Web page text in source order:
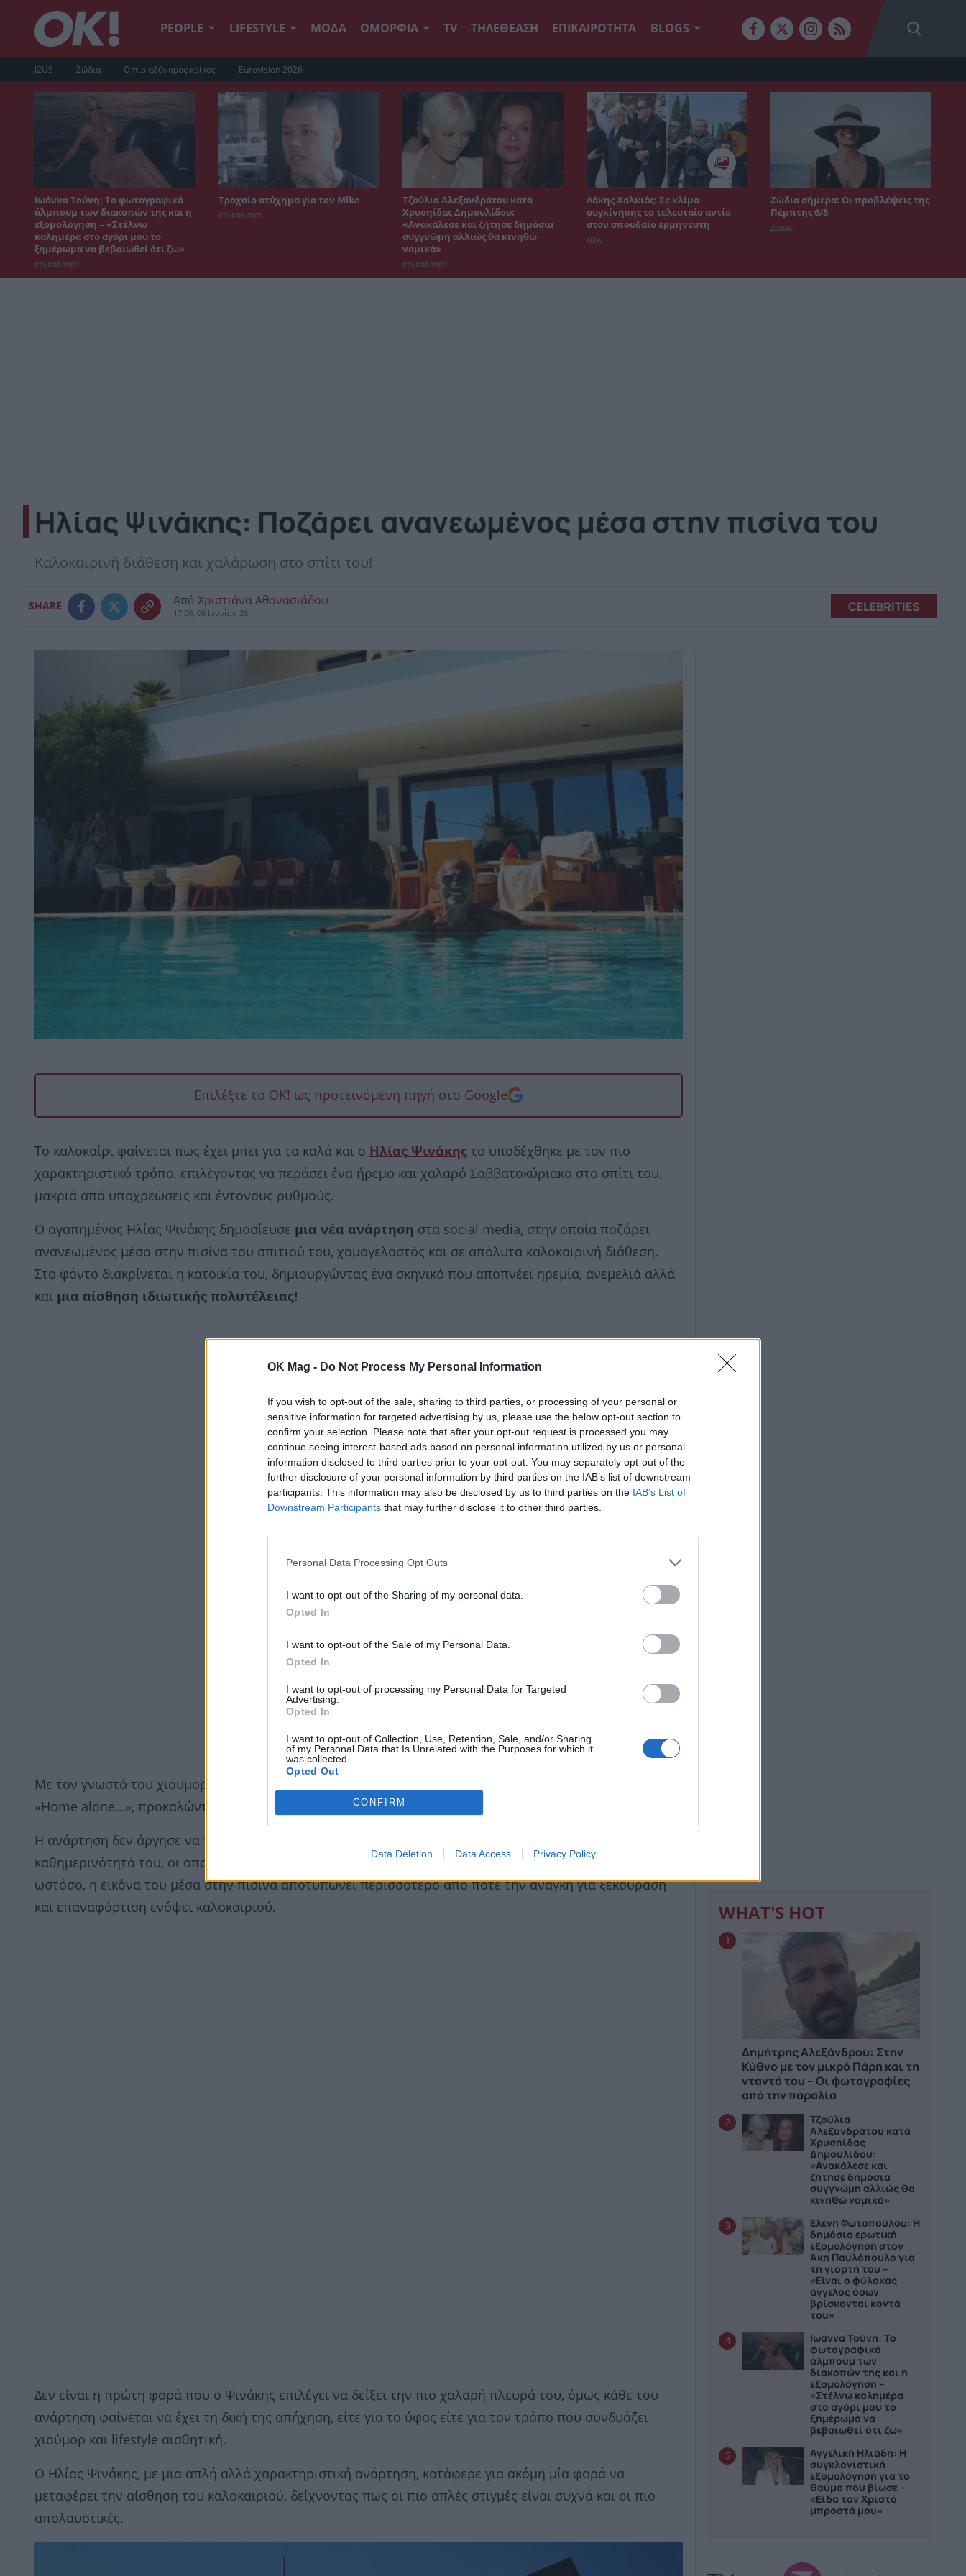
OK Mag - Do Not Process My Personal Information
If you wish to opt-out of the sale, sharing to third parties, or processing of your personal or
sensitive information for targeted advertising by us, please use the below opt-out section to
confirm your selection. Please note that after your opt-out request is processed you may
continue seeing interest-based ads based on personal information utilized by us or personal
information disclosed to third parties prior to your opt-out. You may separately opt-out of the
further disclosure of your personal information by third parties on the IAB’s list of downstream
participants. This information may also be disclosed by us to third parties on the IAB’s List of
Downstream Participants that may further disclose it to other third parties.
Personal Data Processing Opt Outs
I want to opt-out of the Sharing of my personal data.
Opted In
I want to opt-out of the Sale of my Personal Data.
Opted In
I want to opt-out of processing my Personal Data for Targeted
Advertising.
Opted In
I want to opt-out of Collection, Use, Retention, Sale, and/or Sharing
of my Personal Data that Is Unrelated with the Purposes for which it
was collected.
Opted Out
CONFIRM
Data Deletion Data Access Privacy Policy
PEOPLE LIFESTYLE ΜΟΔΑ ΟΜΟΡΦΙΑ TV ΤΗΛΕΘΕΑΣΗ ΕΠΙΚΑΙΡΟΤΗΤΑ BLOGS
J2US Ζώδια Ο πιο αδύναμος κρίκος Eurovision 2026
Ιωάννα Τούνη: Το φωτογραφικό
άλμπουμ των διακοπών της και η
εξομολόγηση – «Στέλνω
καλημέρα στο αγόρι μου το
ξημέρωμα να βεβαιωθεί ότι ζω»
CELEBRITIES
Τροχαίο ατύχημα για τον Mike
CELEBRITIES
Τζούλια Αλεξανδράτου κατά
Χρυσηίδας Δημουλίδου:
«Ανακάλεσε και ζήτησε δημόσια
συγγνώμη αλλιώς θα κινηθώ
νομικά»
CELEBRITIES
Λάκης Χαλκιάς: Σε κλίμα
συγκίνησης το τελευταίο αντίο
στον σπουδαίο ερμηνευτή
ΝΕΑ
Ζώδια σήμερα: Οι προβλέψεις της
Πέμπτης 6/8
ΖΩΔΙΑ
Ηλίας Ψινάκης: Ποζάρει ανανεωμένος μέσα στην πισίνα του
Καλοκαιρινή διάθεση και χαλάρωση στο σπίτι του!
SHARE Από Χριστιάνα Αθανασιάδου
17:09, 06 Ιουνίου 26 CELEBRITIES
Επιλέξτε το OK! ως προτεινόμενη πηγή στο Google
Το καλοκαίρι φαίνεται πως έχει μπει για τα καλά και ο Ηλίας Ψινάκης το υποδέχθηκε με τον πιο
χαρακτηριστικό τρόπο, επιλέγοντας να περάσει ένα ήρεμο και χαλαρό Σαββατοκύριακο στο σπίτι του,
μακριά από υποχρεώσεις και έντονους ρυθμούς.
Ο αγαπημένος Ηλίας Ψινάκης δημοσίευσε μια νέα ανάρτηση στα social media, στην οποία ποζάρει
ανανεωμένος μέσα στην πισίνα του σπιτιού του, χαμογελαστός και σε απόλυτα καλοκαιρινή διάθεση.
Στο φόντο διακρίνεται η κατοικία του, δημιουργώντας ένα σκηνικό που αποπνέει ηρεμία, ανεμελιά αλλά
και μια αίσθηση ιδιωτικής πολυτέλειας!
Με τον γνωστό του χιουμοριστικό τρόπο, ο Ηλίας Ψινάκης συνόδευσε τη φωτογραφία με τη φράση:
«Home alone…», προκαλώντας όπως πάντα σχόλια και αντιδράσεις από τους διαδικτυακούς του φίλους.
Η ανάρτηση δεν άργησε να τραβήξει την προσοχή, καθώς ο ίδιος συχνά μοιράζεται στιγμές από την
καθημερινότητά του, οι οποίες γίνονται αμέσως θέμα συζήτησης στα social media. Αυτή τη φορά,
ωστόσο, η εικόνα του μέσα στην πισίνα αποτυπώνει περισσότερο από ποτέ την ανάγκη για ξεκούραση
και επαναφόρτιση ενόψει καλοκαιριού.
Δεν είναι η πρώτη φορά που ο Ψινάκης επιλέγει να δείξει την πιο χαλαρή πλευρά του, όμως κάθε του
ανάρτηση φαίνεται να έχει τη δική της απήχηση, είτε για το ύφος είτε για τον τρόπο που συνδυάζει
χιούμορ και lifestyle αισθητική.
Ο Ηλίας Ψινάκης, με μια απλή αλλά χαρακτηριστική ανάρτηση, κατάφερε για ακόμη μία φορά να
μεταφέρει την αίσθηση του καλοκαιριού, δείχνοντας πως οι πιο απλές στιγμές είναι συχνά και οι πιο
απολαυστικές.
WHAT'S HOT
1
Δημήτρης Αλεξάνδρου: Στην
Κύθνο με τον μικρό Πάρη και τη
νταντά του – Οι φωτογραφίες
από την παραλία
2
Τζούλια
Αλεξανδράτου κατά
Χρυσηίδας
Δημουλίδου:
«Ανακάλεσε και
ζήτησε δημόσια
συγγνώμη αλλιώς θα
κινηθώ νομικά»
3
Ελένη Φωτοπούλου: Η
δημόσια ερωτική
εξομολόγηση στον
Άκη Παυλόπουλο για
τη γιορτή του –
«Είναι ο φύλακας
άγγελος όσων
βρίσκονται κοντά
του»
4
Ιωάννα Τούνη: Το
φωτογραφικό
άλμπουμ των
διακοπών της και η
εξομολόγηση –
«Στέλνω καλημέρα
στο αγόρι μου το
ξημέρωμα να
βεβαιωθεί ότι ζω»
5
Αγγελική Ηλιάδη: Η
συγκλονιστική
εξομολόγηση για το
θαύμα που βίωσε –
«Είδα τον Χριστό
μπροστά μου»